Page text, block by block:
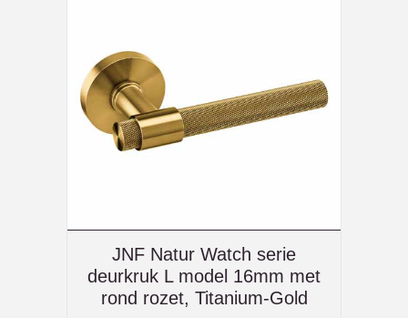
JNF Natur Watch serie
deurkruk L model 16mm met
rond rozet, Titanium-Gold